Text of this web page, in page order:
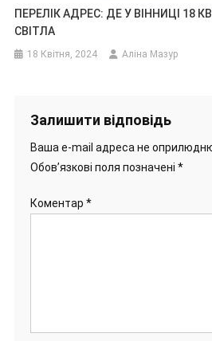
ПЕРЕЛІК АДРЕС: ДЕ У ВІННИЦІ 18
СВІТЛА
18 Квітня, 2024 Аліна Мазур
Залишити відповідь
Ваша e-mail адреса не
Обов’язкові поля позначені *
Коментар *